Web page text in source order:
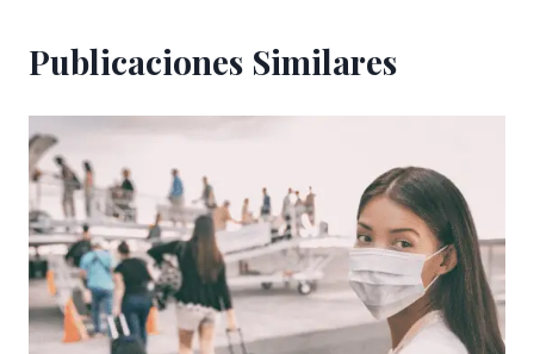
Publicaciones Similares